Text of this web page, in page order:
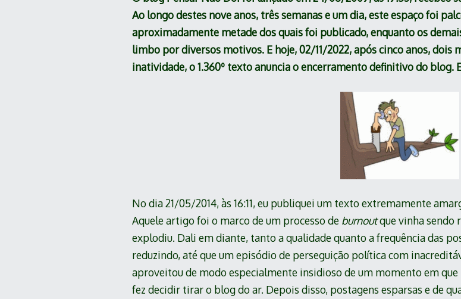
Ao longo destes nove anos, três semanas e um dia, este espaço foi
aproximadamente metade dos quais foi publicado, enquanto os
limbo por diversos motivos. E hoje, 02/11/2022, após cinco anos, dois
inatividade, o 1.360º texto anuncia o encerramento definitivo do
No dia 21/05/2014, às 16:11, eu publiquei um texto extremamente
Aquele artigo foi o marco de um processo de burnoutque vinha sendo
explodiu. Dali em diante, tanto a qualidade quanto a frequência das
reduzindo, até que um episódio de perseguição política com
aproveitou de modo especialmente insidioso de um momento em
fez decidir tirar o blog do ar. Depois disso, postagens esparsas e de